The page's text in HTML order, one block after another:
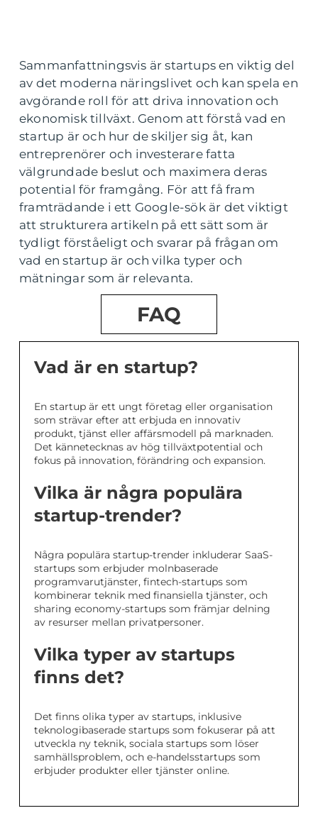
Sammanfattningsvis är startups en viktig del
av det moderna näringslivet och kan spela en
avgörande roll för att driva innovation och
ekonomisk tillväxt. Genom att förstå vad en
startup är och hur de skiljer sig åt, kan
entreprenörer och investerare fatta
välgrundade beslut och maximera deras
potential för framgång. För att få fram
framträdande i ett Google-sök är det viktigt
att strukturera artikeln på ett sätt som är
tydligt förståeligt och svarar på frågan om
vad en startup är och vilka typer och
mätningar som är relevanta.
FAQ
Vad är en startup?
En startup är ett ungt företag eller organisation
som strävar efter att erbjuda en innovativ
produkt, tjänst eller affärsmodell på marknaden.
Det kännetecknas av hög tillväxtpotential och
fokus på innovation, förändring och expansion.
Vilka är några populära
startup-trender?
Några populära startup-trender inkluderar SaaS-
startups som erbjuder molnbaserade
programvarutjänster, fintech-startups som
kombinerar teknik med finansiella tjänster, och
sharing economy-startups som främjar delning
av resurser mellan privatpersoner.
Vilka typer av startups
finns det?
Det finns olika typer av startups, inklusive
teknologibaserade startups som fokuserar på att
utveckla ny teknik, sociala startups som löser
samhällsproblem, och e-handelsstartups som
erbjuder produkter eller tjänster online.